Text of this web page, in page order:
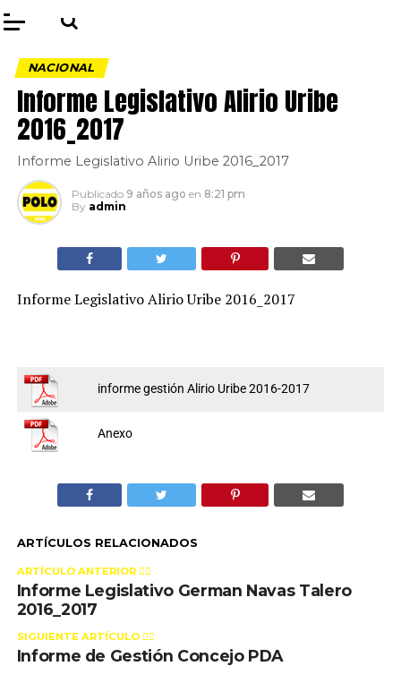
NACIONAL
Informe Legislativo Alirio Uribe
2016_2017
Informe Legislativo Alirio Uribe 2016_2017
Publicado 9 años ago en 8:21 pm
By admin
Informe Legislativo Alirio Uribe 2016_2017
informe gestión Alirio Uribe 2016-2017
Anexo
ARTÍCULOS RELACIONADOS
ARTÍCULO ANTERIOR 👉🏻
Informe Legislativo German Navas Talero
2016_2017
SIGUIENTE ARTÍCULO 👈🏻
Informe de Gestión Concejo PDA